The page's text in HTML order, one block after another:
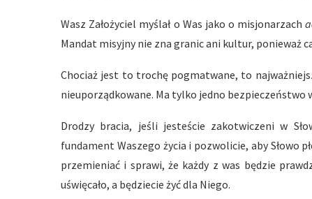
Wasz Założyciel myślał o Was jako o misjonarzach
Mandat misyjny nie zna granic ani kultur, ponieważ
Chociaż jest to trochę pogmatwane, to
nieuporządkowane. Ma tylko jedno
Drodzy bracia, jeśli jesteście zakotwiczeni w
fundament Waszego życia i pozwolicie, aby Słowo
przemieniać i sprawi, że każdy z was będzie
uświęcało, a będziecie żyć dla Niego.